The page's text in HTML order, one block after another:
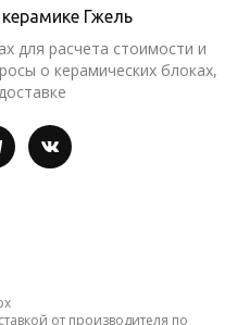
Гжель
для расчета стоимости и
о керамических блоках,
от производителя по